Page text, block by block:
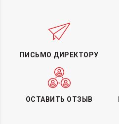
ПИСЬМО ДИРЕКТОРУ
ОСТАВИТЬ ОТЗЫВ